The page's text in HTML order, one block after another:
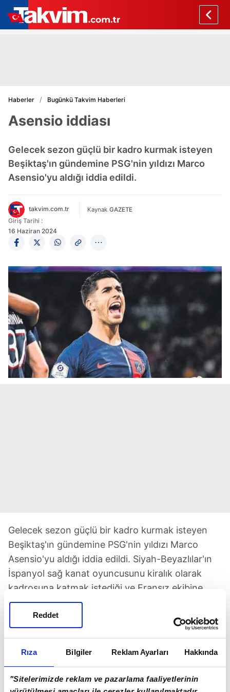
Rıza Bilgiler Reklam Ayarları Hakkında
"Sitelerimizde reklam ve pazarlama faaliyetlerinin
Reddet
Haberler Bugünkü Takvim Haberleri
Asensio iddiası
Gelecek sezon güçlü bir kadro kurmak isteyen
Beşiktaş'ın gündemine PSG'nin yıldızı Marco
Asensio'yu aldığı iddia edildi.
takvim.com.tr Kaynak GAZETE
Giriş Tarihi :
16 Haziran 2024
Gelecek sezon güçlü bir kadro kurmak isteyen
Beşiktaş'ın gündemine PSG'nin yıldızı Marco
Asensio'yu aldığı iddia edildi. Siyah-Beyazlılar'ın
İspanyol sağ kanat oyuncusunu kiralık olarak
kadrosuna katmak istediği ve Fransız ekibine
kiralama şartlarını sorduğu öne sürüldü. Geçen
sezonun başında transfer olduğu PSG'de toplam
31 maça çıkan 28 yaşındaki futbolcu 5 gol, 7
göre 20 milyon Euro değer biçilen Asensio'nun
kontratı 2026 yılında sona erecek.